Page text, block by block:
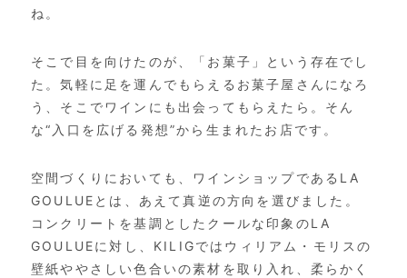
ね。
そこで目を向けたのが、「お菓子」という存在でし
た。気軽に足を運んでもらえるお菓子屋さんになろ
う、そこでワインにも出会ってもらえたら。そん
な“入口を広げる発想”から生まれたお店です。
空間づくりにおいても、ワインショップである LA
GOULUE とは、あえて真逆の方向を選びました。
コンクリートを基調としたクールな印象のLA
GOULUEに対し、KILIGではウィリアム・モリスの
壁紙ややさしい色合いの素材を取り入れ、柔らかく